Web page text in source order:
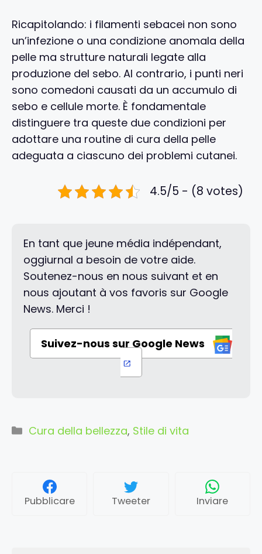
Ricapitolando: i filamenti sebacei non sono
un’infezione o una condizione anomala della
pelle ma strutture naturali legate alla
produzione del sebo. Al contrario, i punti neri
sono comedoni causati da un accumulo di
sebo e cellule morte. È fondamentale
distinguere tra queste due condizioni per
adottare una routine di cura della pelle
adeguata a ciascuno dei problemi cutanei.
4.5/5 - (8 votes)
En tant que jeune média indépendant,
oggiurnal a besoin de votre aide.
Soutenez-nous en nous suivant et en
nous ajoutant à vos favoris sur Google
News. Merci !
Suivez-nous sur Google News
Categorie
Cura della bellezza, Stile di vita
Pubblicare Tweeter Inviare